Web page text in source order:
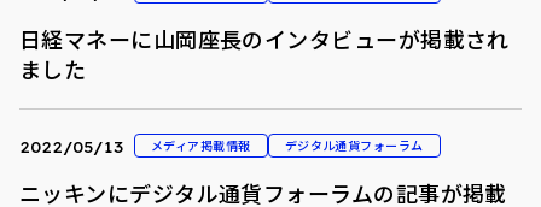
日経マネーに山岡座長のインタビューが掲載され
ました
2022/05/13 メディア掲載情報 デジタル通貨フォーラム
ニッキンにデジタル通貨フォーラムの記事が掲載